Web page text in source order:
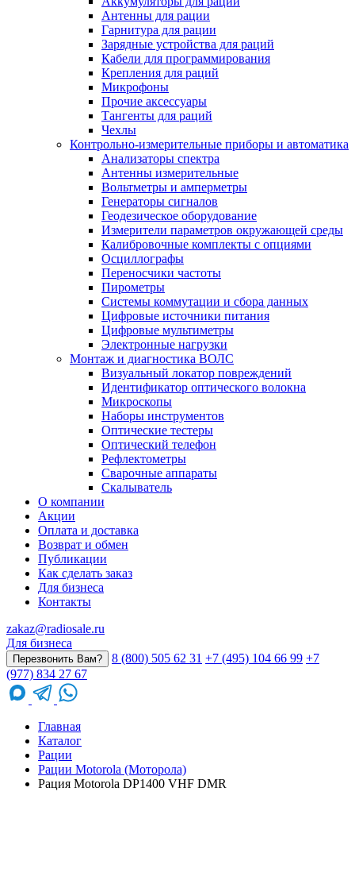
Антенны для рации
Гарнитура для рации
Зарядные устройства для раций
Кабели для программирования
Крепления для раций
Микрофоны
Прочие аксессуары
Тангенты для раций
Чехлы
Контрольно-измерительные приборы и автоматика
Анализаторы спектра
Антенны измерительные
Вольтметры и амперметры
Генераторы сигналов
Геодезическое оборудование
Измерители параметров окружающей среды
Калибровочные комплекты с опциями
Осциллографы
Переносчики частоты
Пирометры
Системы коммутации и сбора данных
Цифровые источники питания
Цифровые мультиметры
Электронные нагрузки
Монтаж и диагностика ВОЛС
Визуальный локатор повреждений
Идентификатор оптического волокна
Микроскопы
Наборы инструментов
Оптические тестеры
Оптический телефон
Рефлектометры
Сварочные аппараты
Скалыватель
О компании
Акции
Оплата и доставка
Возврат и обмен
Публикации
Как сделать заказ
Для бизнеса
Контакты
zakaz@radiosale.ru
Для бизнеса
Перезвонить Вам? 8 (800) 505 62 31 +7 (495) 104 66 99 +7
(977) 834 27 67
Главная
Каталог
Рации
Рации Motorola (Моторола)
Рация Motorola DP1400 VHF DMR